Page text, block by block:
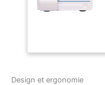
Design et ergonomie